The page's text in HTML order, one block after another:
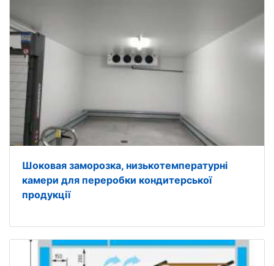
Шоковая заморозка, низькотемпературні
камери для переробки кондитерської
продукції